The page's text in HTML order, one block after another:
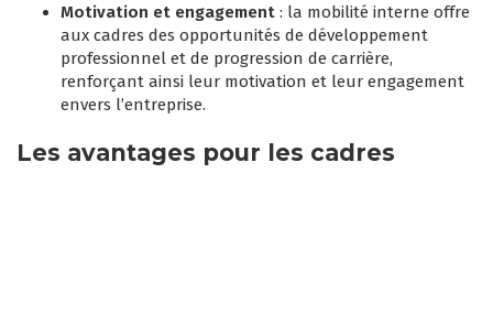
Motivation et engagement : la mobilité interne offre
aux cadres des opportunités de développement
professionnel et de progression de carrière,
renforçant ainsi leur motivation et leur engagement
envers l’entreprise.
Les avantages pour les cadres